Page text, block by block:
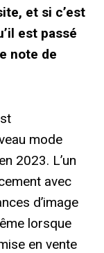
et si c’est
est passé
note de
mode
2023. L’un
avec
d’image
lorsque
en vente